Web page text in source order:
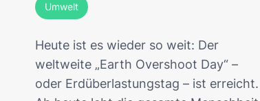
Umwelt
Heute ist es wieder so weit: Der
weltweite „Earth Overshoot Day“ –
oder Erdüberlastungstag – ist erreicht.